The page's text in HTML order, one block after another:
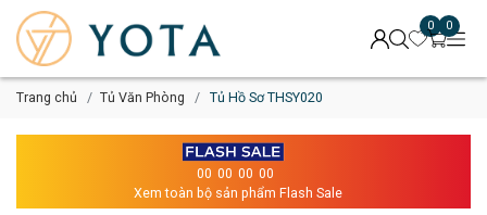
0 0
Trang chủ Tủ Văn Phòng Tủ Hồ Sơ THSY020
00 00 00 00
Xem toàn bộ sản phẩm Flash Sale